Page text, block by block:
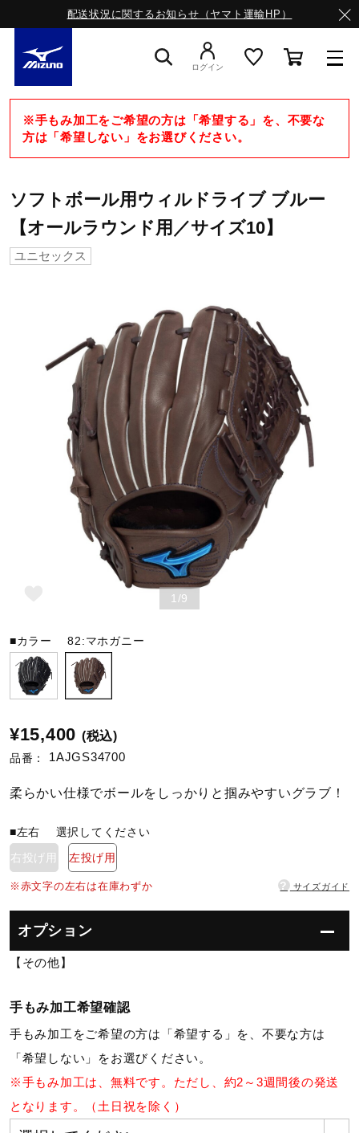
配送状況に関するお知らせ（ヤマト運輸HP）
スニーカー
ランニング
トレーニング
野球
ゴルフ
スイム
バレーボール
テニス／ソフトテニス
バドミントン
陸上競技
ソフトボール
柔道
ワーキング
ウォーキングシューズ
ログイン
※手もみ加工をご希望の方は「希望する」を、不要な
方は「希望しない」をお選びください。
ソフトボール用ウィルドライブ ブルー
【オールラウンド用／サイズ10】
ユニセックス
1/9
■カラー82:マホガニー
¥15,400 (税込)
品番： 1AJGS34700
柔らかい仕様でボールをしっかりと掴みやすいグラブ！
■左右 選択してください
右投げ用
左投げ用
※赤文字の左右は在庫わずか ? サイズガイド
オプション
【その他】
手もみ加工希望確認
手もみ加工をご希望の方は「希望する」を、不要な方は
「希望しない」をお選びください。
※手もみ加工は、無料です。ただし、約2～3週間後の発送
となります。（土日祝を除く）